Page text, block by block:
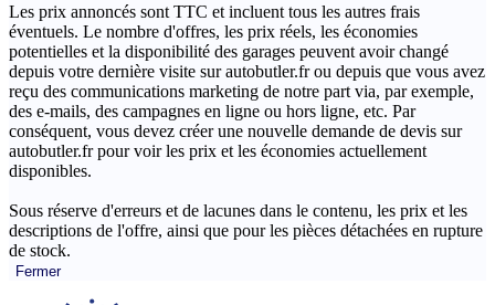
Les prix annoncés sont TTC et incluent tous les autres frais
éventuels. Le nombre d'offres, les prix réels, les économies
potentielles et la disponibilité des garages peuvent avoir changé
depuis votre dernière visite sur autobutler.fr ou depuis que vous avez
reçu des communications marketing de notre part via, par exemple,
des e-mails, des campagnes en ligne ou hors ligne, etc. Par
conséquent, vous devez créer une nouvelle demande de devis sur
autobutler.fr pour voir les prix et les économies actuellement
disponibles.
Sous réserve d'erreurs et de lacunes dans le contenu, les prix et les
descriptions de l'offre, ainsi que pour les pièces détachées en rupture
de stock.
Fermer